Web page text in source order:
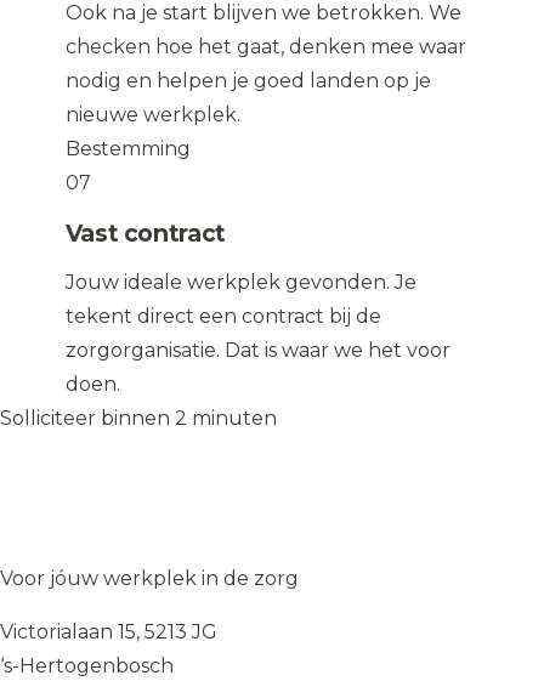
Ook na je start blijven we betrokken. We
checken hoe het gaat, denken mee waar
nodig en helpen je goed landen op je
nieuwe werkplek.
Bestemming
07
Vast contract
Jouw ideale werkplek gevonden. Je
tekent direct een contract bij de
zorgorganisatie. Dat is waar we het voor
doen.
Solliciteer binnen 2 minuten
Voor jóuw werkplek in de zorg
Victorialaan 15, 5213 JG
‘s-Hertogenbosch